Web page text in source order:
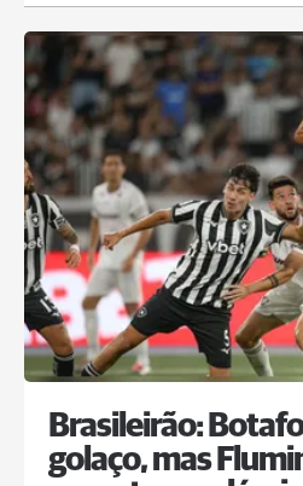
Brasileirão:
golaço, mas